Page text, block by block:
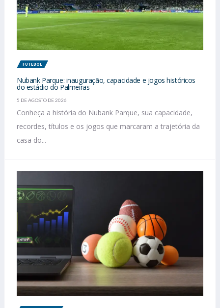
FUTEBOL
Nubank Parque: inauguração, capacidade e jogos históricos
do estádio do Palmeiras
5 DE AGOSTO DE 2026
Conheça a história do Nubank Parque, sua capacidade,
recordes, títulos e os jogos que marcaram a trajetória da
casa do...